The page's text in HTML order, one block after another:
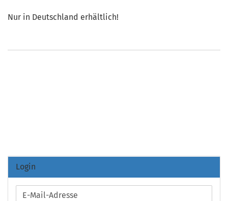
Nur in Deutschland erhältlich!
Login
E-